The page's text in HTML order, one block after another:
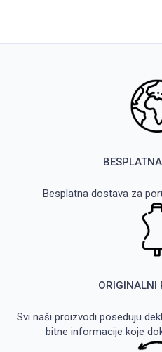
Besplatna dostava za
ORIGINALNI
Svi naši proizvodi poseduju
bitne informacije koje